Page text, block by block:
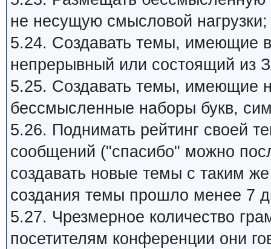
не несущую смысловой нагрузки;
5.24. Создавать темы, имеющие
непрерывный или состоящий из
5.25. Создавать темы, имеющие
бессмысленные наборы букв,
5.26. Поднимать рейтинг своей
сообщений ("спасибо" можно
создавать новые темы с таким
создания темы прошло менее 7
5.27. Чpезмеpное количество
посетителям конференции они